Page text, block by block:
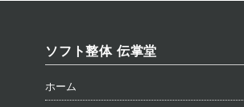
ソフト整体 伝掌堂
ホーム